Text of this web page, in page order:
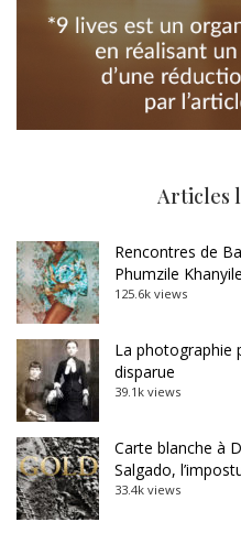
Articles
Rencontres de
Phumzile Khanyile
125.6k views
La photographie
disparue
39.1k views
Carte blanche à
Salgado,
33.4k views